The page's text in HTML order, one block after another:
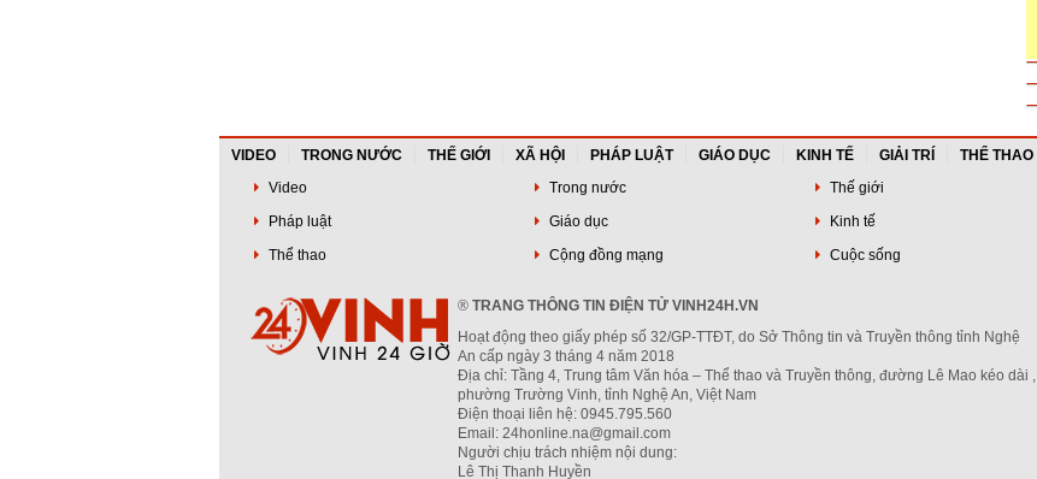
VIDEO TRONG NƯỚC THẾ GIỚI XÃ HỘI PHÁP LUẬT GIÁO DỤC KINH TẾ GIẢI TRÍ THỂ THAO
Video
Trong nước Thế giới
Pháp luật
Giáo dục Kinh tế
Thể thao
Cộng đồng mạng Cuộc sống
® TRANG THÔNG TIN ĐIỆN TỬ VINH24H.VN
Hoạt động theo giấy phép số 32/GP-TTĐT, do Sở Thông tin và Truyền thông tỉnh Nghệ
An cấp ngày 3 tháng 4 năm 2018
Địa chỉ: Tầng 4, Trung tâm Văn hóa – Thể thao và Truyền thông, đường Lê Mao kéo dài ,
phường Trường Vinh, tỉnh Nghệ An, Việt Nam
Điện thoại liên hệ: 0945.795.560
Email: 24honline.na@gmail.com
Người chịu trách nhiệm nội dung:
Lê Thị Thanh Huyền